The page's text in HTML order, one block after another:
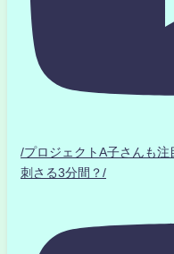
/プロジェクトA子さんも
刺さる3分間？/